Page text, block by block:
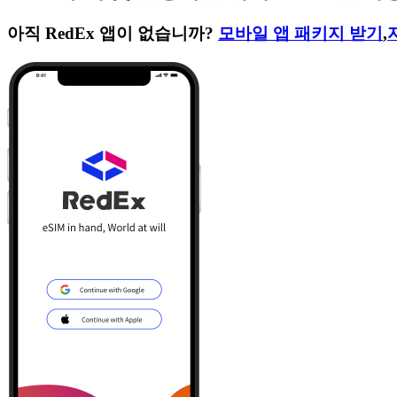
아직 RedEx 앱이 없습니까? 모바일 앱 패키지 받기 ,